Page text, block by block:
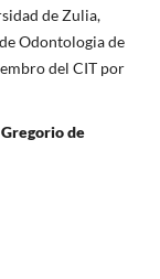
de Zulia,
Odontologia de
del CIT por
de